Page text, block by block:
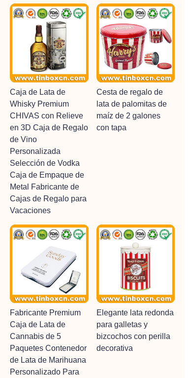
Caja de Lata de
Whisky Premium
CHIVAS con Relieve
en 3D Caja de Regalo
de Vino
Personalizada
Selección de Vodka
Caja de Empaque de
Metal Fabricante de
Cajas de Regalo para
Vacaciones
Cesta de regalo de
lata de palomitas de
maíz de 2 galones
con tapa
Fabricante Premium
Caja de Lata de
Cannabis de 5
Paquetes Contenedor
de Lata de Marihuana
Personalizado Para
Elegante lata redonda
para galletas y
bizcochos con perilla
decorativa